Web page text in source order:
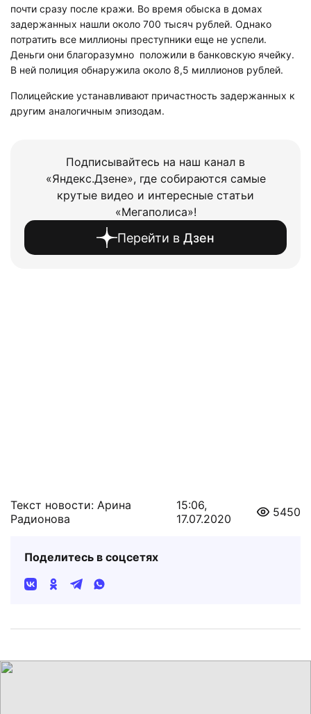
почти сразу после кражи. Во время обыска в домах
задержанных нашли около 700 тысяч рублей. Однако
потратить все миллионы преступники еще не успели.
Деньги они благоразумно положили в банковскую ячейку.
В ней полиция обнаружила около 8,5 миллионов рублей.
Полицейские устанавливают причастность задержанных к
другим аналогичным эпизодам.
Подписывайтесь на наш канал в
«Яндекс.Дзене», где собираются самые
крутые видео и интересные статьи
«Мегаполиса»!
Перейти в Дзен
Текст новости: Арина
Радионова
15:06,
17.07.2020
5450
Поделитесь в соцсетях